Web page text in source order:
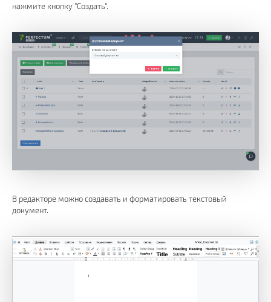
нажмите кнопку "Создать".
В редакторе можно создавать и форматировать текстовый
документ.